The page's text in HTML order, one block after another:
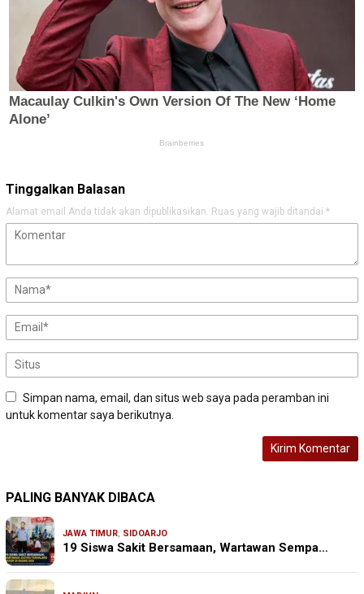
Tinggalkan Balasan
Alamat email Anda tidak akan dipublikasikan. Ruas yang wajib ditandai *
Simpan nama, email, dan situs web saya pada peramban ini
untuk komentar saya berikutnya.
PALING BANYAK DIBACA
JAWA TIMUR SIDOARJO
19 Siswa Sakit Bersamaan, Wartawan Sempa…